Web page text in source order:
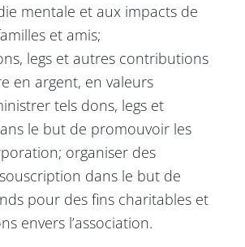
mentale et aux impacts de
et amis;
legs et autres contributions
en argent, en valeurs
tels dons, legs et
le but de promouvoir les
organiser des
dans le but de
pour des fins charitables et
envers l’association.